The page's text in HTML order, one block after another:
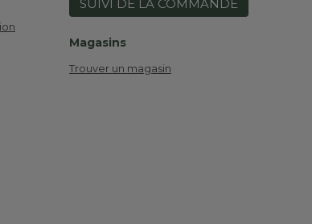
SUIVI DE LA COMMANDE
Magasins
Trouver un magasin